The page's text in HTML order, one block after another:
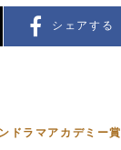
シェアする
ドラマアカデミー賞